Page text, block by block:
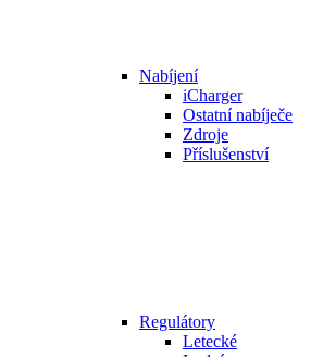
Nabíjení
iCharger
Ostatní nabíječe
Zdroje
Příslušenství
Regulátory
Letecké